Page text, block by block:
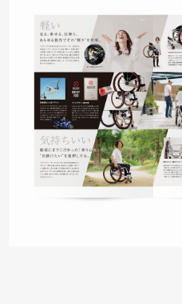
株式会社鈴木塗装工業所様 コ
アル
コーポレートサイト
#メーカー・
#HTML/CSSコーディング
#レスポ